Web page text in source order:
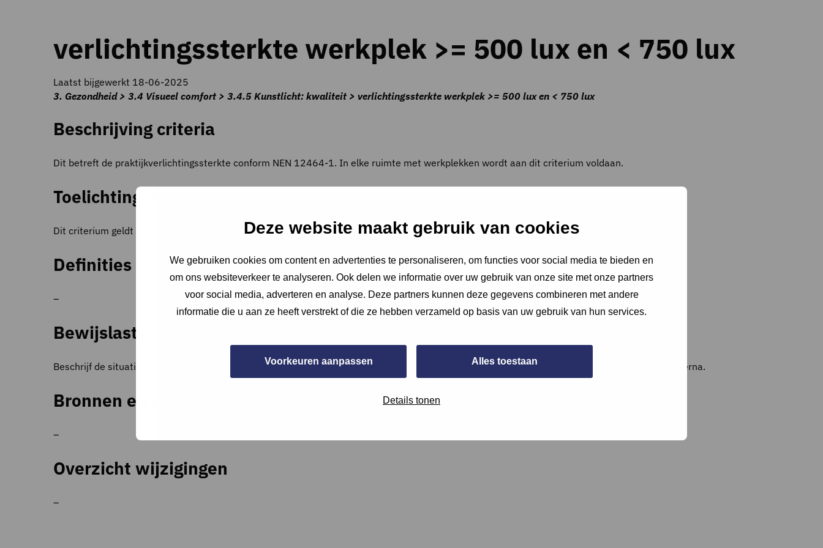
Deze website maakt gebruik van cookies
We gebruiken cookies om content en advertenties te personaliseren, om functies voor social media te bieden en
om ons websiteverkeer te analyseren. Ook delen we informatie over uw gebruik van onze site met onze partners
voor social media, adverteren en analyse. Deze partners kunnen deze gegevens combineren met andere
informatie die u aan ze heeft verstrekt of die ze hebben verzameld op basis van uw gebruik van hun services.
Voorkeuren aanpassen Alles toestaan
Details tonen
verlichtingssterkte werkplek >= 500 lux en < 750 lux
Laatst bijgewerkt 18-06-2025
3. Gezondheid > 3.4 Visueel comfort > 3.4.5 Kunstlicht: kwaliteit > verlichtingssterkte werkplek >= 500 lux en < 750 lux
Beschrijving criteria
Dit betreft de praktijkverlichtingssterkte conform NEN 12464-1. In elke ruimte met werkplekken wordt aan dit criterium voldaan.
Toelichting op criteria
Dit criterium geldt voor ruimten met normaal kantoorwerk zoals typen, lezen, gegevensverwerking.
Definities
–
Bewijslast
Beschrijf de situatie en lever een (ontwerp) berekening aan. Voeg de berekening bij de bijlages bij de vraag of een apart document en verwijs hierna.
Bronnen en referenties
–
Overzicht wijzigingen
–